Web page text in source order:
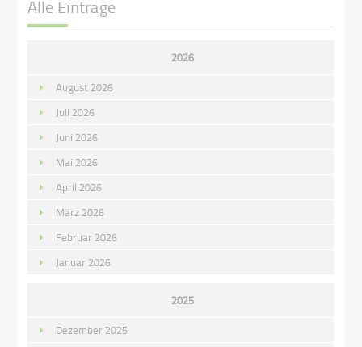
Alle Einträge
2026
August 2026
Juli 2026
Juni 2026
Mai 2026
April 2026
März 2026
Februar 2026
Januar 2026
2025
Dezember 2025